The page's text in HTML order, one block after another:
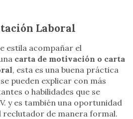
Laboral
estila acompañar el
carta de motivación o carta
, esta es una buena práctica
pueden explicar con más
o habilidades que se
y es también una oportunidad
reclutador de manera formal.